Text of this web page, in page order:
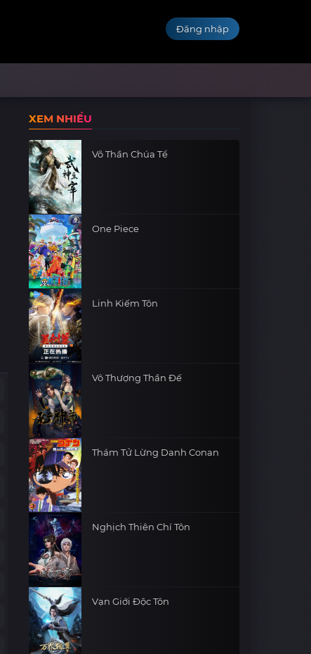
Đăng nhập
XEM NHIỀU
Võ Thần Chúa Tể
One Piece
Linh Kiếm Tôn
Vô Thượng Thần Đế
Thám Tử Lừng Danh Conan
Nghịch Thiên Chí Tôn
Vạn Giới Độc Tôn